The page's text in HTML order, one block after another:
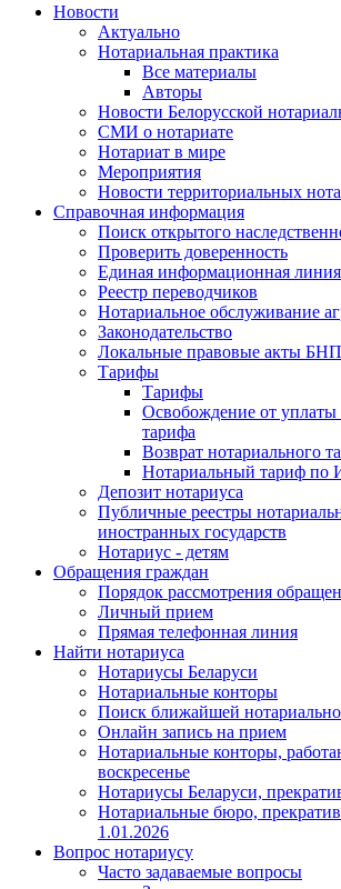
Новости
Актуально
Нотариальная практика
Все материалы
Авторы
Новости Белорусской
СМИ о нотариате
Нотариат в мире
Мероприятия
Новости территориальных
Справочная информация
Поиск открытого
Проверить доверенность
Единая информационная линия
Реестр переводчиков
Нотариальное обслуживание
Законодательство
Локальные правовые акты БНП
Тарифы
Тарифы
Освобождение от уплаты
тарифа
Возврат нотариального
Нотариальный тариф по
Депозит нотариуса
Публичные реестры
иностранных государств
Нотариус - детям
Обращения граждан
Порядок рассмотрения
Личный прием
Прямая телефонная линия
Найти нотариуса
Нотариусы Беларуси
Нотариальные конторы
Поиск ближайшей
Онлайн запись на прием
Нотариальные конторы,
воскресенье
Нотариусы Беларуси,
Нотариальные бюро,
1.01.2026
Вопрос нотариусу
Часто задаваемые вопросы